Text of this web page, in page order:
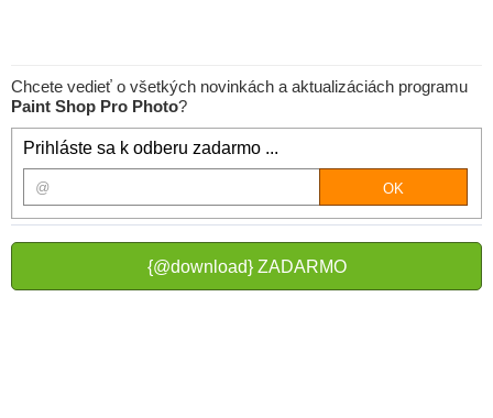
Chcete vedieť o všetkých novinkách a aktualizáciách programu
Paint Shop Pro Photo?
Prihláste sa k odberu zadarmo ...
{@download} ZADARMO